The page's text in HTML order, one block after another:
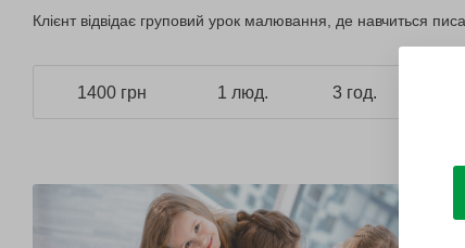
Клієнт відвідає груповий урок малювання, де навчиться
1400 грн 1 люд. 3 год.